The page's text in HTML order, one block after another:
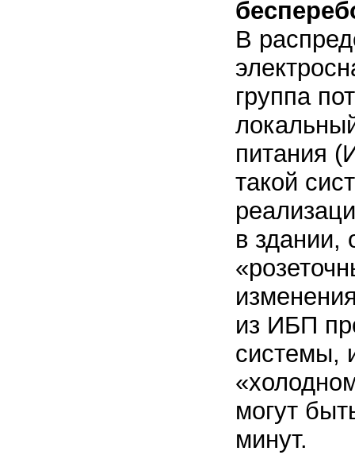
В
группа
питания
такой
в здании,
из ИБП
системы,
могут
минут.